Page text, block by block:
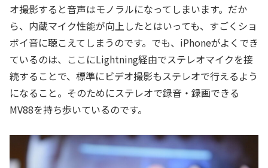
オ撮影すると音声はモノラルになってしまいます。だか
ら、内蔵マイク性能が向上したとはいっても、すごくショ
ボイ音に聴こえてしまうのです。でも、iPhoneがよくでき
ているのは、ここにLightning経由でステレオマイクを接
続することで、標準にビデオ撮影もステレオで行えるよう
になること。そのためにステレオで録音・録画できる
MV88を持ち歩いているのです。